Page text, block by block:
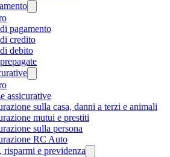
pagamento
credito
debito
assicurative
sulla casa, danni a terzi e animali
mutui e prestiti
sulla persona
RC Auto
risparmi e previdenza